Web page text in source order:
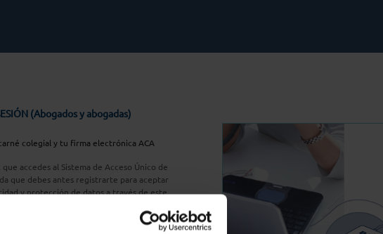
(Abogados y abogadas)
colegial y tu firma electrónica ACA
accedes al Sistema de Acceso Único de
que debes antes registrarte para aceptar
y protección de datos a través de este